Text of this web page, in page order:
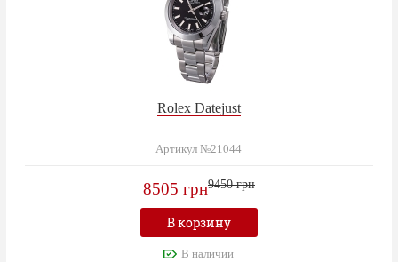
Rolex Datejust
Артикул №21044
8505 грн9450 грн
В корзину
В наличии